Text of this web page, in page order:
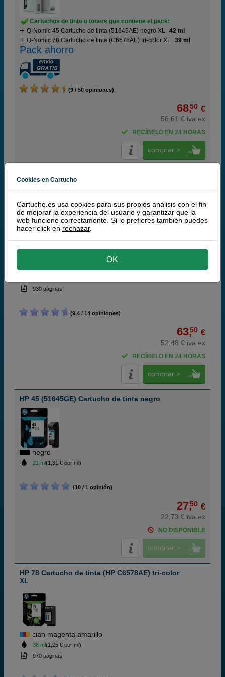
Cartuchos de tinta o toners que contiene el pack:
Q-Nomic 45 Cartucho de tinta (51645AE) negro XL 42 ml
Q-Nomic 78 Cartucho de tinta (C6578AE) tri-color XL 39 ml
Pack ahorro
(9 / 50 opiniones)
68,50 €
56,61 € iva ex
RECÍBELO EN 24 HORAS
comprar >
HP
100% Cartuchos Originales HP
HP 45 Cartucho de tinta negro XL (HP 51645AE)
930 páginas
(9,4 / 14 opiniones)
63,50 €
52,48 € iva ex
RECÍBELO EN 24 HORAS
comprar >
HP 45 (51645GE) Cartucho de tinta negro
negro
21 ml(1,31 € por ml)
(10 / 1 opinión)
27,50 €
22,73 € iva ex
NO DISPONIBLE
comprar >
HP 78 Cartucho de tinta (HP C6578AE) tri-color
XL
cian magenta amarillo
38 ml(1,25 € por ml)
970 páginas
Cookies en Cartucho
Cartucho.es usa cookies para sus propios análisis con el fin
de mejorar la experiencia del usuario y garantizar que la
web funcione correctamente. Si lo prefieres también puedes
hacer click en rechazar.
OK